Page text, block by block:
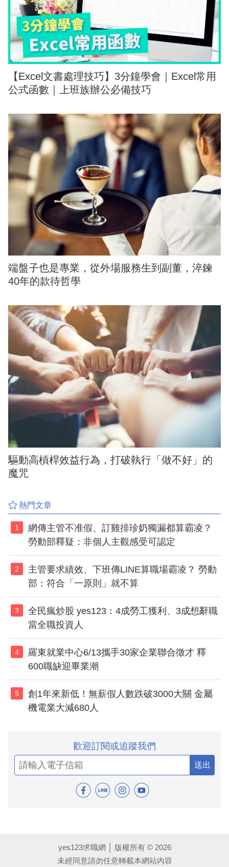
【Excel文書處理技巧】3分鐘學會｜Excel常用
公式函數｜上班族辦公必備技巧
端盤子也是專業，從外場服務生到副董，淬鍊
40年的款待哲學
驅動高槓桿效益行為，打破執行「做不好」的
魔咒
熱門文章
1
網傳主管不准假、訂雞排珍奶獨漏都算霸凌？
勞動部釋疑：非個人主觀感受可認定
2
主管要求績效、下班傳LINE算職場霸凌？ 勞動
部：符合「一原則」就不算
3
全民瘋炒股 yes123：4成勞工獲利、3成想辭職
當全職投資人
4
羅東就業中心6/13攜手30家企業聯合徵才 釋
600職缺迎畢業潮
5
創1年來新低！無薪假人數跌破3000大關 金屬
機電業大減680人
歡迎訂閱或追蹤我們
送出
yes123求職網 │ 版權所有 © 2026
未經同意請勿任意轉載本網站內容